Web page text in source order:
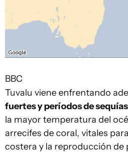
BBC
Tuvalu viene enfrentando
fuertes y períodos de sequías
la mayor temperatura del
arrecifes de coral, vitales
costera y la reproducción de